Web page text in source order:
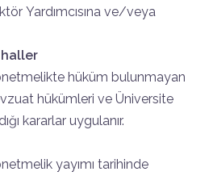
Yardımcısına ve/veya
haller
hüküm bulunmayan
hükümleri ve Üniversite
kararlar uygulanır.
yayımı tarihinde